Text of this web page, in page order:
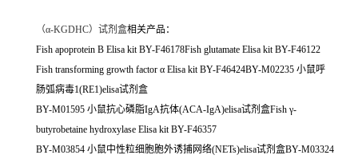
（α-KGDHC）试剂盒相关产品：
Fish apoprotein B Elisa kit BY-F46178Fish glutamate Elisa kit BY-F46122
Fish transforming growth factor α Elisa kit BY-F46424BY-M02235 小鼠呼
肠弧病毒1(RE1)elisa试剂盒
BY-M01595 小鼠抗心磷脂IgA抗体(ACA-IgA)elisa试剂盒Fish γ-
butyrobetaine hydroxylase Elisa kit BY-F46357
BY-M03854 小鼠中性粒细胞胞外诱捕网络(NETs)elisa试剂盒BY-M03324